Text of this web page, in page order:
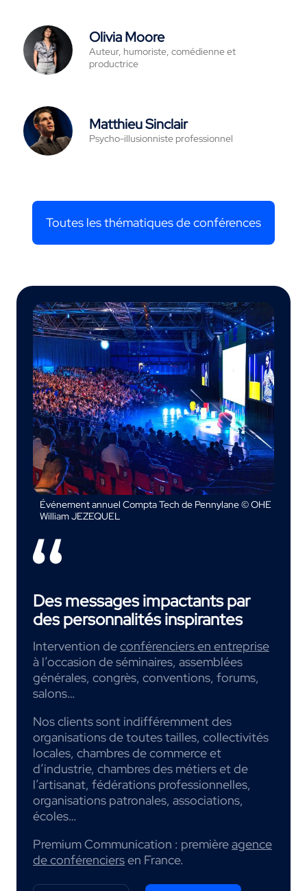
Olivia Moore
Auteur, humoriste, comédienne et
productrice
Matthieu Sinclair
Psycho-illusionniste professionnel
Toutes les thématiques de conférences
Événement annuel Compta Tech de Pennylane © OHE
William JEZEQUEL
Des messages impactants par
des personnalités inspirantes
Intervention deconférenciers en entreprise
à l’occasion de séminaires, assemblées
générales, congrès, conventions, forums,
salons…
Nos clients sont indifféremment des
organisations de toutes tailles, collectivités
locales, chambres de commerce et
d’industrie, chambres des métiers et de
l’artisanat, fédérations professionnelles,
organisations patronales, associations,
écoles…
Premium Communication : premièreagence
de conférenciersen France.